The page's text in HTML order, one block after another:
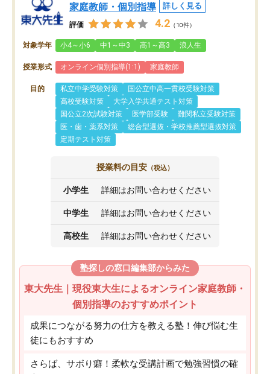
家庭教師・個別指導
詳しく見る
評価 4.2 （10件）
対象学年 小4～小6 中1～中3 高1～高3 浪人生
授業形式 オンライン個別指導(1:1) 家庭教師
目的 私立中学受験対策
国公立中高一貫校受験対策
高校受験対策
大学入学共通テスト対策
国公立2次試験対策
医学部受験
難関私立受験対策
医・歯・薬系対策
総合型選抜・学校推薦型選抜対策
定期テスト対策
授業料の目安 （税込）
小学生 詳細はお問い合わせください
中学生 詳細はお問い合わせください
高校生 詳細はお問い合わせください
塾探しの窓口編集部からみた
東大先生｜現役東大生によるオンライン家庭教師・
個別指導のおすすめポイント
成果につながる努力の仕方を教える塾！伸び悩む生
徒にもおすすめ
さらば、サボり癖！柔軟な受講計画で勉強習慣の確